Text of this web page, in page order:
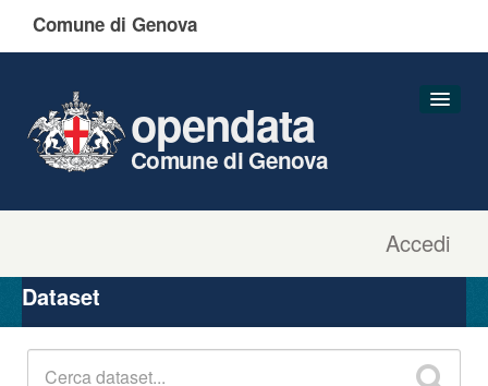
Comune di Genova
Accedi
opendata
Comune di Genova
Organizzazioni
Gruppi
Dataset